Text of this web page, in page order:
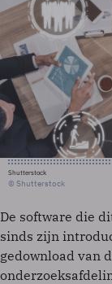
Shutterstock
© Shutterstock
De software die
sinds zijn
gedownload van